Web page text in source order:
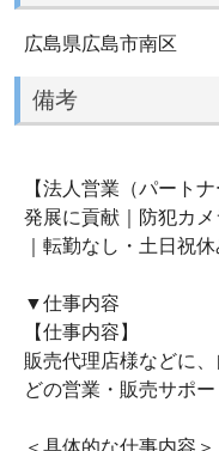
広島県広島市南区
備考
【法人営業（パート
発展に貢献｜防犯カ
｜転勤なし・土日祝
▼仕事内容
【仕事内容】
販売代理店様などに
どの営業・販売サポー